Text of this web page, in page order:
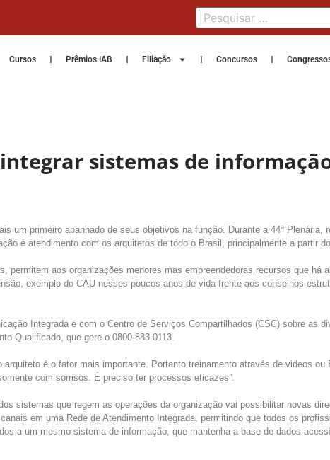
Cursos Prêmios IAB Filiação Concursos
sistemas de
um primeiro apanhado de seus objetivos na função. Durante a 44ª Plenária,
e atendimento com os arquitetos de todo o Brasil, principalmente a partir
aos organizações menores mas empreendedoras recursos que há
exemplo do CAU nesses poucos anos de vida frente aos conselhos
Integrada e com o Centro de Serviços Compartilhados (CSC) sobre as
Qualificado, que gere o 0800-883-0113.
é o fator mais importante. Portanto treinamento através de videos ou
com sorrisos. É preciso ter processos eficazes”.
sistemas que regem as operações da organização vai possibilitar novas
em uma Rede de Atendimento Integrada, permitindo que todos os
a um mesmo sistema de informação, que mantenha a base de dados